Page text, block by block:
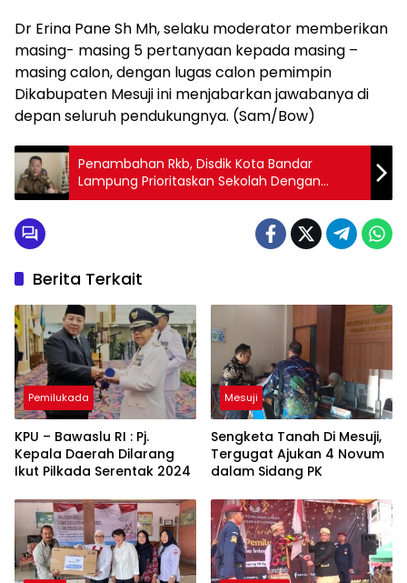
Dr Erina Pane Sh Mh, selaku moderator memberikan
masing- masing 5 pertanyaan kepada masing –
masing calon, dengan lugas calon pemimpin
Dikabupaten Mesuji ini menjabarkan jawabanya di
depan seluruh pendukungnya. (Sam/Bow)
Penambahan Rkb, Disdik Kota Bandar
Lampung Prioritaskan Sekolah Dengan
Jumlah Siswa Terbanyak
Berita Terkait
Pemilukada
KPU – Bawaslu RI : Pj.
Kepala Daerah Dilarang
Ikut Pilkada Serentak 2024
Mesuji
Sengketa Tanah Di Mesuji,
Tergugat Ajukan 4 Novum
dalam Sidang PK